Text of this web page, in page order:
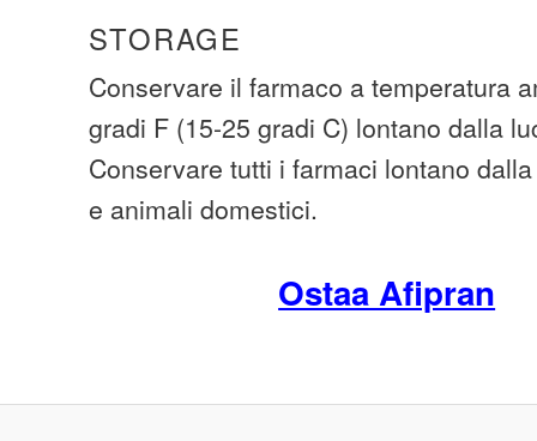
STORAGE
Conservare il farmaco a temperatura
gradi F (15-25 gradi C) lontano dalla
Conservare tutti i farmaci lontano
e animali domestici.
Ostaa Afipran